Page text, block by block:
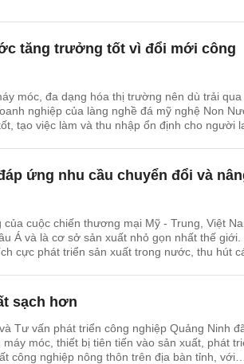
tăng trưởng tốt vì đổi mới công
móc, đa dạng hóa thị trường nên dù trải qua
nghiệp của làng nghề đá mỹ nghệ Non
tạo việc làm và thu nhập ổn định cho người
ứng nhu cầu chuyển đổi và
cuộc chiến thương mại Mỹ - Trung, Việt
Á và là cơ sở sản xuất nhỏ gọn nhất thế giới.
cực phát triển sản xuất trong nước, thu hút
cầu gia công sản xuất trong nước cũng
về máy công cụ.
sạch hơn
Tư vấn phát triển công nghiệp Quảng Ninh
móc, thiết bị tiên tiến vào sản xuất, phát
công nghiệp nông thôn trên địa bàn tỉnh, với